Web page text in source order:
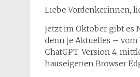
Liebe Vordenkerinnen,
jetzt im Oktober gibt es
denn je Aktuelles –
ChatGPT, Version 4,
hauseigenen Browser